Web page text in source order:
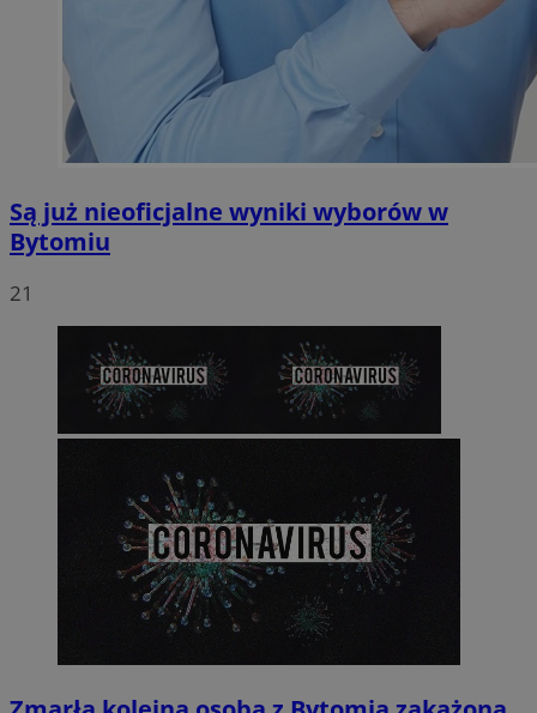
Są już nieoficjalne wyniki wyborów w
Bytomiu
21